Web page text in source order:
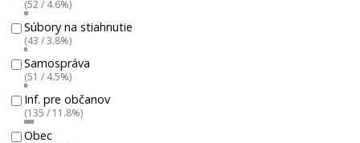
(52 / 4.6%)
Súbory na stiahnutie
(43 / 3.8%)
Samospráva
(51 / 4.5%)
Inf. pre občanov
(135 / 11.8%)
Obec